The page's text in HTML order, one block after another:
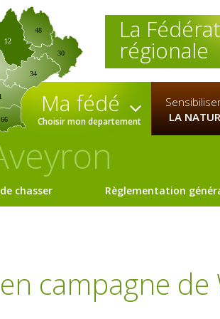
La
régionale
12
30
34
66
48
Ma fédé
Choisir mon departement
LA
chasser Règlementation
campagne de